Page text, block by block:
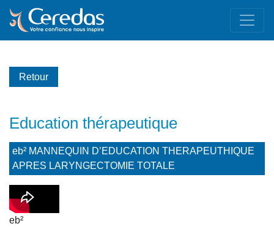
Retour
Education thérapeutique
eb² MANNEQUIN D’EDUCATION THERAPEUTHIQUE
APRES LARYNGECTOMIE TOTALE
eb²